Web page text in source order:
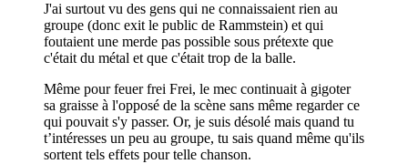
J'ai surtout vu des gens qui ne connaissaient rien au
groupe (donc exit le public de Rammstein) et qui
foutaient une merde pas possible sous prétexte que
c'était du métal et que c'était trop de la balle.
Même pour feuer frei Frei, le mec continuait à gigoter
sa graisse à l'opposé de la scène sans même regarder ce
qui pouvait s'y passer. Or, je suis désolé mais quand tu
t’intéresses un peu au groupe, tu sais quand même qu'ils
sortent tels effets pour telle chanson.